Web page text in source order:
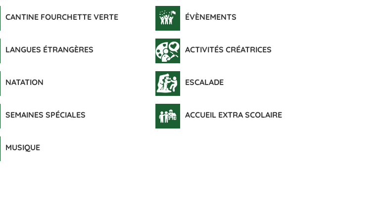
CANTINE FOURCHETTE VERTE
LANGUES ÉTRANGÈRES
NATATION
SEMAINES SPÉCIALES
MUSIQUE
ÉVÈNEMENTS
ACTIVITÉS CRÉATRICES
ESCALADE
ACCUEIL EXTRA SCOLAIRE